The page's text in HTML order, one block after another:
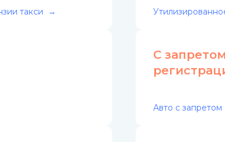
такси
С
Авто с запретом